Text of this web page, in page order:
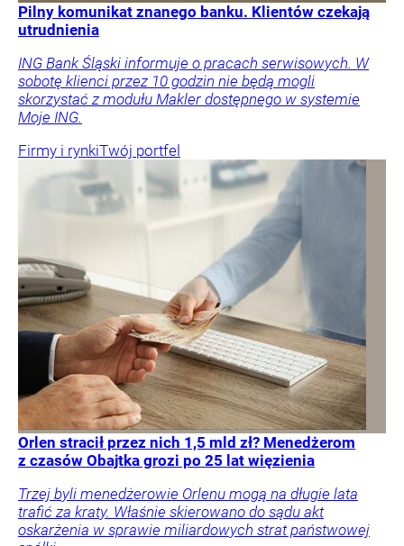
Pilny komunikat znanego banku. Klientów czekają
utrudnienia
ING Bank Śląski informuje o pracach serwisowych. W
sobotę klienci przez 10 godzin nie będą mogli
skorzystać z modułu Makler dostępnego w systemie
Moje ING.
Firmy i rynkiTwój portfel
Orlen stracił przez nich 1,5 mld zł? Menedżerom
z czasów Obajtka grozi po 25 lat więzienia
Trzej byli menedżerowie Orlenu mogą na długie lata
trafić za kraty. Właśnie skierowano do sądu akt
oskarżenia w sprawie miliardowych strat państwowej